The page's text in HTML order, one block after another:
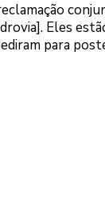
Eles
para